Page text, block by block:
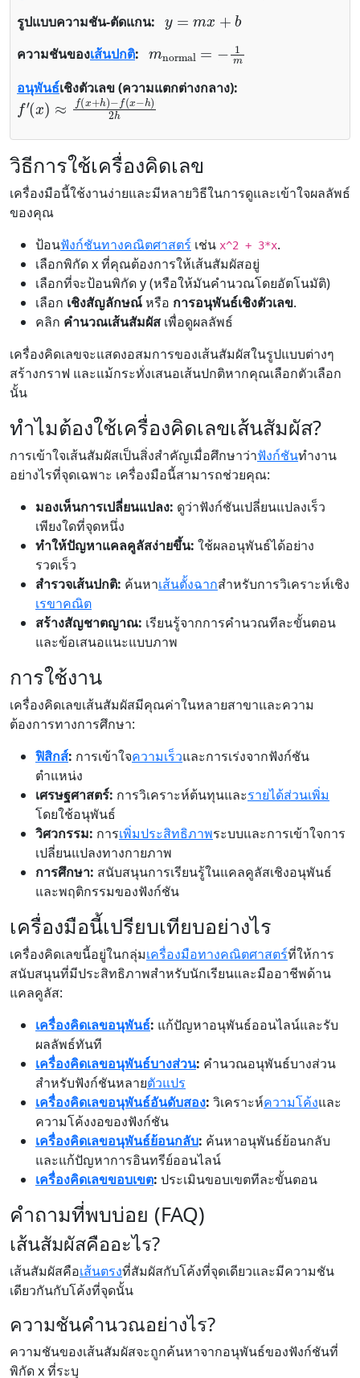
รูปแบบความชัน-ตัดแกน:
ความชันของเส้นปกติ:
1
อนุพันธ์เชิงตัวเลข (ความแตกต่างกลาง):
f′(x)≈f(x+h)
−f(x−h)2h
วิธีการใช้เครื่องคิดเลข
เครื่องมือนี้ใช้งานง่ายและมีหลายวิธีในการดูและเข้าใจผลลัพธ์
ของคุณ
ป้อนฟังก์ชันทางคณิตศาสตร์ เช่น x^2 + 3*x.
เลือกพิกัด x ที่คุณต้องการให้เส้นสัมผัสอยู่
เลือกที่จะป้อนพิกัด y (หรือให้มันคำนวณโดยอัตโนมัติ)
เลือก เชิงสัญลักษณ์หรือ การอนุพันธ์เชิงตัวเลข.
คลิก คำนวณเส้นสัมผัส เพื่อดูผลลัพธ์
เครื่องคิดเลขจะแสดงอสมการของเส้นสัมผัสในรูปแบบต่างๆ
สร้างกราฟ และแม้กระทั่งเสนอเส้นปกติหากคุณเลือกตัวเลือก
นั้น
ทำไมต้องใช้เครื่องคิดเลขเส้นสัมผัส?
การเข้าใจเส้นสัมผัสเป็นสิ่งสำคัญเมื่อศึกษาว่าฟังก์ชันทำงาน
อย่างไรที่จุดเฉพาะ เครื่องมือนี้สามารถช่วยคุณ:
มองเห็นการเปลี่ยนแปลง: ดูว่าฟังก์ชันเปลี่ยนแปลงเร็ว
เพียงใดที่จุดหนึ่ง
ทำให้ปัญหาแคลคูลัสง่ายขึ้น: ใช้ผลอนุพันธ์ได้อย่าง
รวดเร็ว
สำรวจเส้นปกติ: ค้นหาเส้นตั้งฉากสำหรับการวิเคราะห์เชิง
เรขาคณิต
สร้างสัญชาตญาณ: เรียนรู้จากการคำนวณทีละขั้นตอน
และข้อเสนอแนะแบบภาพ
การใช้งาน
เครื่องคิดเลขเส้นสัมผัสมีคุณค่าในหลายสาขาและความ
ต้องการทางการศึกษา:
ฟิสิกส์: การเข้าใจความเร็วและการเร่งจากฟังก์ชัน
ตำแหน่ง
เศรษฐศาสตร์: การวิเคราะห์ต้นทุนและรายได้ส่วนเพิ่ม
โดยใช้อนุพันธ์
วิศวกรรม: การเพิ่มประสิทธิภาพระบบและการเข้าใจการ
เปลี่ยนแปลงทางกายภาพ
การศึกษา: สนับสนุนการเรียนรู้ในแคลคูลัสเชิงอนุพันธ์
และพฤติกรรมของฟังก์ชัน
เครื่องมือนี้เปรียบเทียบอย่างไร
เครื่องคิดเลขนี้อยู่ในกลุ่มเครื่องมือทางคณิตศาสตร์ที่ให้การ
สนับสนุนที่มีประสิทธิภาพสำหรับนักเรียนและมืออาชีพด้าน
แคลคูลัส:
เครื่องคิดเลขอนุพันธ์: แก้ปัญหาอนุพันธ์ออนไลน์และรับ
ผลลัพธ์ทันที
เครื่องคิดเลขอนุพันธ์บางส่วน: คำนวณอนุพันธ์บางส่วน
สำหรับฟังก์ชันหลายตัวแปร
เครื่องคิดเลขอนุพันธ์อันดับสอง: วิเคราะห์ความโค้งและ
ความโค้งงอของฟังก์ชัน
เครื่องคิดเลขอนุพันธ์ย้อนกลับ: ค้นหาอนุพันธ์ย้อนกลับ
และแก้ปัญหาการอินทรีย์ออนไลน์
เครื่องคิดเลขขอบเขต: ประเมินขอบเขตทีละขั้นตอน
คำถามที่พบบ่อย (FAQ)
เส้นสัมผัสคืออะไร?
เส้นสัมผัสคือเส้นตรงที่สัมผัสกับโค้งที่จุดเดียวและมีความชัน
เดียวกันกับโค้งที่จุดนั้น
ความชันคำนวณอย่างไร?
ความชันของเส้นสัมผัสจะถูกค้นหาจากอนุพันธ์ของฟังก์ชันที่
พิกัด x ที่ระบุ